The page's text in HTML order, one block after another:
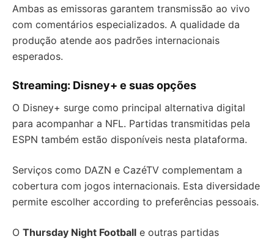
Ambas as emissoras garantem transmissão ao vivo
com comentários especializados. A qualidade da
produção atende aos padrões internacionais
esperados.
Streaming: Disney+ e suas opções
O Disney+ surge como principal alternativa digital
para acompanhar a NFL. Partidas transmitidas pela
ESPN também estão disponíveis nesta plataforma.
Serviços como DAZN e CazéTV complementam a
cobertura com jogos internacionais. Esta diversidade
permite escolher according to preferências pessoais.
O Thursday Night Football e outras partidas